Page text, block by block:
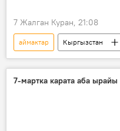
7 Жалган Куран, 21:08
аймактар Кыргызстан
март
туман
7-мартка карата аба ырайы